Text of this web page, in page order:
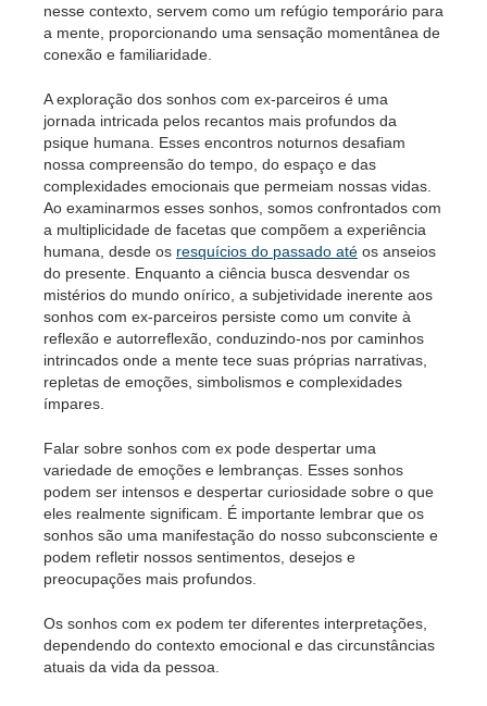
nesse contexto, servem como um refúgio temporário para
a mente, proporcionando uma sensação momentânea de
conexão e familiaridade.
A exploração dos sonhos com ex-parceiros é uma
jornada intricada pelos recantos mais profundos da
psique humana. Esses encontros noturnos desafiam
nossa compreensão do tempo, do espaço e das
complexidades emocionais que permeiam nossas vidas.
Ao examinarmos esses sonhos, somos confrontados com
a multiplicidade de facetas que compõem a experiência
humana, desde os resquícios do passado até os anseios
do presente. Enquanto a ciência busca desvendar os
mistérios do mundo onírico, a subjetividade inerente aos
sonhos com ex-parceiros persiste como um convite à
reflexão e autorreflexão, conduzindo-nos por caminhos
intrincados onde a mente tece suas próprias narrativas,
repletas de emoções, simbolismos e complexidades
ímpares.
Falar sobre sonhos com ex pode despertar uma
variedade de emoções e lembranças. Esses sonhos
podem ser intensos e despertar curiosidade sobre o que
eles realmente significam. É importante lembrar que os
sonhos são uma manifestação do nosso subconsciente e
podem refletir nossos sentimentos, desejos e
preocupações mais profundos.
Os sonhos com ex podem ter diferentes interpretações,
dependendo do contexto emocional e das circunstâncias
atuais da vida da pessoa.